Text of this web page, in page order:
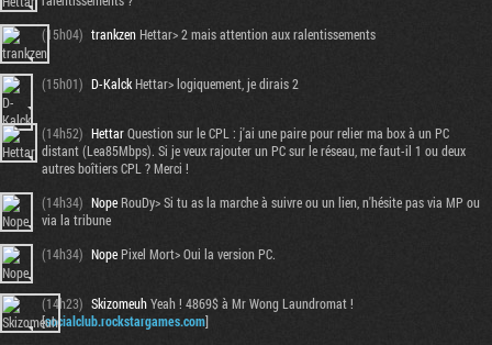
(15h04) trankzenHettar> 2 mais attention aux ralentissements
(15h01) D-KalckHettar> logiquement, je dirais 2
(14h52) HettarQuestion sur le CPL : j'ai une paire pour relier ma box à un PC
distant (Lea85Mbps). Si je veux rajouter un PC sur le réseau, me faut-il 1 ou deux
autres boîtiers CPL ? Merci !
(14h34) NopeRouDy> Si tu as la marche à suivre ou un lien, n'hésite pas via MP ou
via la tribune
(14h34) NopePixel Mort> Oui la version PC.
(14h23) SkizomeuhYeah ! 4869$ à Mr Wong Laundromat !
[socialclub.rockstargames.com]